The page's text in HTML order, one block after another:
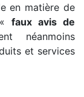
en matière de
faux avis de
néanmoins
et services